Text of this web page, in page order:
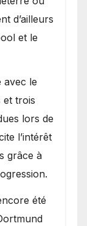
d’ailleurs
et le
avec le
et trois
lors de
l’intérêt
grâce à
été